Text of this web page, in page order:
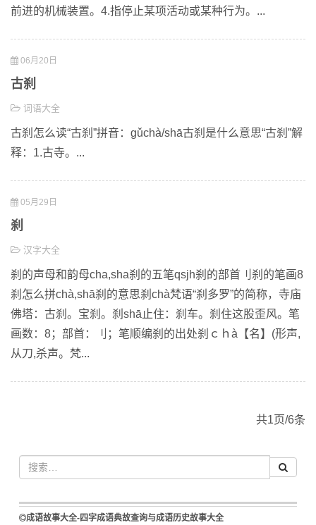
前进的机械装置。4.指停止某项活动或某种行为。...
06月20日
古刹
词语大全
古刹怎么读“古刹”拼音：gǔchà/shā古刹是什么意思“古刹”解
释：1.古寺。...
05月29日
刹
汉字大全
刹的声母和韵母cha,sha刹的五笔qsjh刹的部首刂刹的笔画8
刹怎么拼chà,shā刹的意思刹chà梵语“刹多罗”的简称，寺庙
佛塔：古刹。宝刹。刹shā止住：刹车。刹住这股歪风。笔
画数：8；部首：刂；笔顺编刹的出处刹ｃｈà【名】(形声,
从刀,杀声。梵...
共1页/6条
成语故事大全-四字成语典故查询与成语历史故事大全